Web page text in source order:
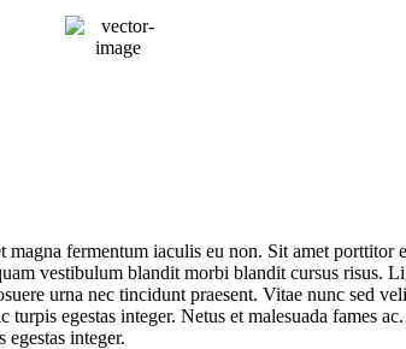
fermentum iaculis eu non. Sit amet
vestibulum blandit morbi blandit cursus risus.
urna nec tincidunt praesent. Vitae nunc sed
egestas integer. Netus et malesuada fames
integer.